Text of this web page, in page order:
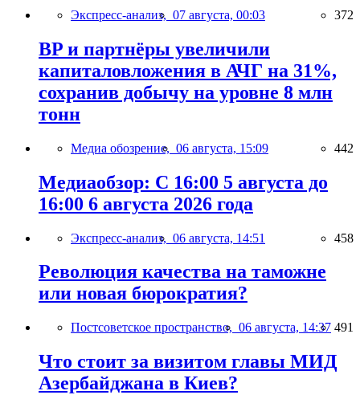
Экспресс-анализ, 07 августа, 00:03 372
BP и партнёры увеличили
капиталовложения в АЧГ на 31%,
сохранив добычу на уровне 8 млн
тонн
Медиа обозрение, 06 августа, 15:09 442
Медиаобзор: С 16:00 5 августа до
16:00 6 августа 2026 года
Экспресс-анализ, 06 августа, 14:51 458
Революция качества на таможне
или новая бюрократия?
Постсоветское пространство, 06 августа, 14:37 491
Что стоит за визитом главы МИД
Азербайджана в Киев?